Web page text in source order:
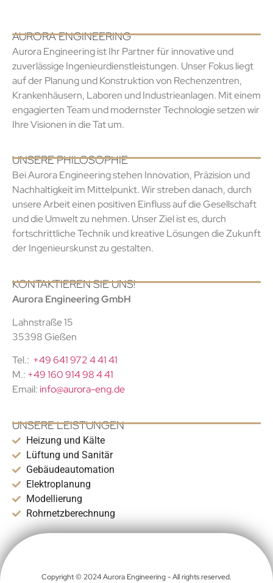
AURORA ENGINEERING
Aurora Engineering ist Ihr Partner für innovative und
zuverlässige Ingenieurdienstleistungen. Unser Fokus liegt
auf der Planung und Konstruktion von Rechenzentren,
Krankenhäusern, Laboren und Industrieanlagen. Mit einem
engagierten Team und modernster Technologie setzen wir
Ihre Visionen in die Tat um.
UNSERE PHILOSOPHIE
Bei Aurora Engineering stehen Innovation, Präzision und
Nachhaltigkeit im Mittelpunkt. Wir streben danach, durch
unsere Arbeit einen positiven Einfluss auf die Gesellschaft
und die Umwelt zu nehmen. Unser Ziel ist es, durch
fortschrittliche Technik und kreative Lösungen die Zukunft
der Ingenieurskunst zu gestalten.
KONTAKTIEREN SIE UNS!
Aurora Engineering GmbH
Lahnstraße 15
35398 Gießen
Tel.: +49 641 972 4 41 41
M.: +49 160 914 98 4 41
Email: info@aurora-eng.de
UNSERE LEISTUNGEN
Heizung und Kälte
Lüftung und Sanitär
Gebäudeautomation
Elektroplanung
Modellierung
Rohrnetzberechnung
Copyright © 2024 Aurora Engineering - All rights reserved.